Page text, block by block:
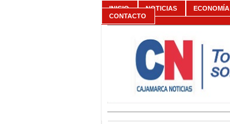
INICIO NOTICIAS ECONOMÍA
CONTACTO